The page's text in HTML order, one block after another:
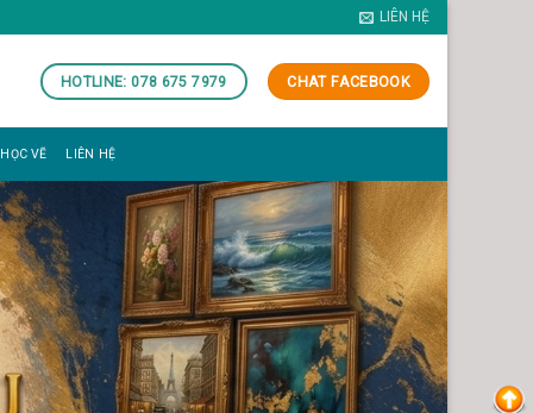
LIÊN HỆ
HOTLINE: 078 675 7979 CHAT FACEBOOK
VẼ LIÊN HỆ